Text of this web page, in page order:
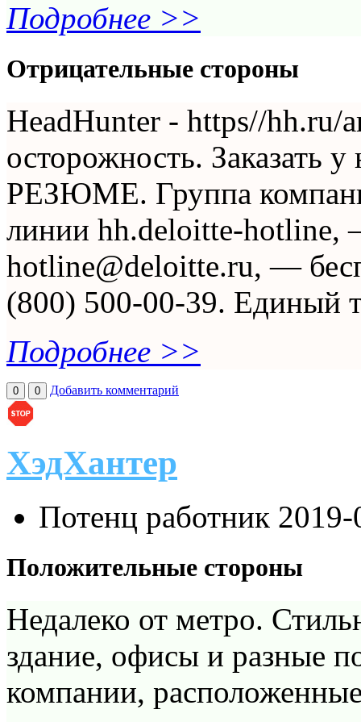
Подробнее >>
Отрицательные стороны
HeadHunter - https//hh.ru/
осторожность. Заказать
РЕЗЮМЕ. Группа
линии hh.deloitte-hotline,
hotline@deloitte.ru, —
(800) 500-00-39. Единый
Подробнее >>
0 0 Добавить комментарий
ХэдХантер
Потенц работник
Положительные стороны
Недалеко от метро.
здание, офисы и разные
компании,